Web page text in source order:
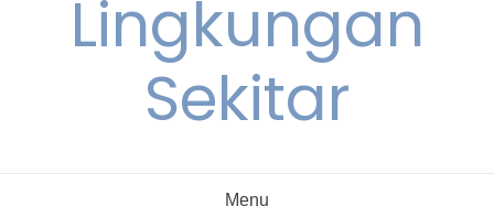
Lingkungan
Sekitar
Menu